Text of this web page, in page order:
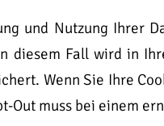
und Nutzung Ihrer
diesem Fall wird in
Wenn Sie Ihre
Out muss bei einem